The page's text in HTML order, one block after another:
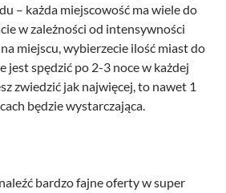
– każda miejscowość ma wiele do
w zależności od intensywności
miejscu, wybierzecie ilość miast do
jest spędzić po 2-3 noce w każdej
zwiedzić jak najwięcej, to nawet 1
będzie wystarczająca.
bardzo fajne oferty w super